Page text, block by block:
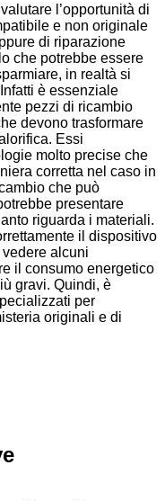
l’opportunità di
e non originale
di riparazione
che potrebbe essere
in realtà si
è essenziale
pezzi di ricambio
devono trasformare
Essi
molto precise che
corretta nel caso in
che può
presentare
riguarda i materiali.
il dispositivo
alcuni
il consumo energetico
gravi. Quindi, è
per
originali e di